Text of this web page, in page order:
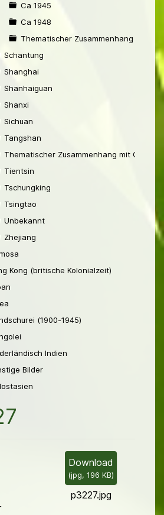
Ca 1945
Ca 1948
Thematischer Zusammenhang mit
Schantung
Shanghai
Shanhaiguan
Shanxi
Sichuan
Tangshan
Thematischer Zusammenhang mit China
Tientsin
Tschungking
Tsingtao
Unbekannt
Zhejiang
Kong (britische Kolonialzeit)
(1900-1945)
Indien
Bilder
Download
(jpg, 196 KB)
p3227.jpg